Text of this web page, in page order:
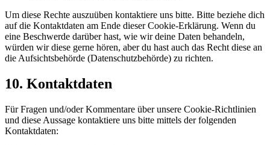
Um diese Rechte auszuüben kontaktiere uns bitte. Bitte beziehe dich
auf die Kontaktdaten am Ende dieser Cookie-Erklärung. Wenn du
eine Beschwerde darüber hast, wie wir deine Daten behandeln,
würden wir diese gerne hören, aber du hast auch das Recht diese an
die Aufsichtsbehörde (Datenschutzbehörde) zu richten.
10. Kontaktdaten
Für Fragen und/oder Kommentare über unsere Cookie-Richtlinien
und diese Aussage kontaktiere uns bitte mittels der folgenden
Kontaktdaten: